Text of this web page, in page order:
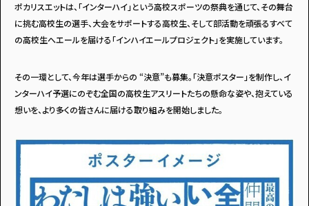
アンケートに
答えて
ポカリスエットは、「インターハイ」という高校スポーツの祭典を通じて、その舞台
に挑む高校生の選手、大会をサポートする高校生、そして部活動を頑張るすべて
の高校生へエールを届ける「インハイエールプロジェクト」を実施しています。
その一環として、今年は選手からの “決意”も募集。「決意ポスター」を制作し、イ
ンターハイ予選にのぞむ全国の高校生アスリートたちの懸命な姿や、抱えている
想いを、より多くの皆さんに届ける取り組みを開始しました。